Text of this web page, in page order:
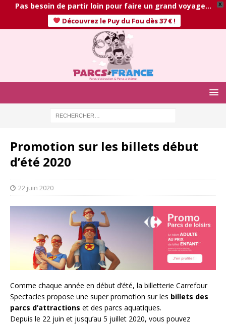
X
Pas besoin de partir loin pour faire un grand voyage…
Découvrez le Puy du Fou dès 37 € !
Promotion sur les billets début
d’été 2020
22 juin 2020
Comme chaque année en début d’été, la billetterie Carrefour
Spectacles propose une super promotion sur les billets des
parcs d’attractions et des parcs aquatiques.
Depuis le 22 juin et jusqu’au 5 juillet 2020, vous pouvez